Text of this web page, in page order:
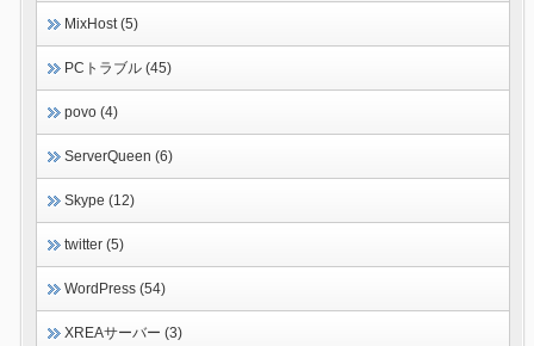
MixHost (5)
PCトラブル (45)
povo (4)
ServerQueen (6)
Skype (12)
twitter (5)
WordPress (54)
XREAサーバー (3)